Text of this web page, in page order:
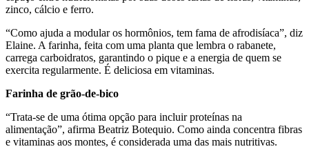
zinco, cálcio e ferro.
“Como ajuda a modular os hormônios, tem fama de afrodisíaca”, diz
Elaine. A farinha, feita com uma planta que lembra o rabanete,
carrega carboidratos, garantindo o pique e a energia de quem se
exercita regularmente. É deliciosa em vitaminas.
Farinha de grão-de-bico
“Trata-se de uma ótima opção para incluir proteínas na
alimentação”, afirma Beatriz Botequio. Como ainda concentra fibras
e vitaminas aos montes, é considerada uma das mais nutritivas.